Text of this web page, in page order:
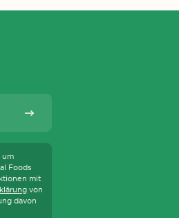
um
Foods
mit
von
davon
ERFAHRE MEHR